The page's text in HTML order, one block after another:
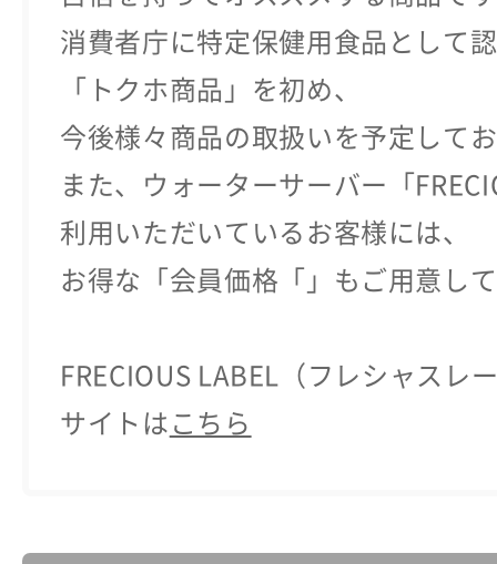
消費者庁に特定保健用食品として
「トクホ商品」を初め、
今後様々商品の取扱いを予定して
また、ウォーターサーバー「
利用いただいているお客様には、
お得な「会員価格「」もご用意し
FRECIOUS LABEL（フレシャスレ
サイトは こちら